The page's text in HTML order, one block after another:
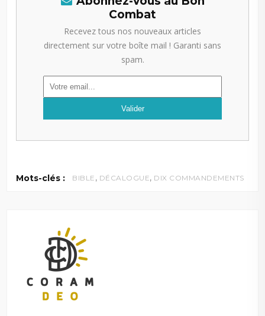
Combat
Recevez tous nos nouveaux articles
directement sur votre boîte mail ! Garanti sans
spam.
Mots-clés : BIBLE , DÉCALOGUE, DIX COMMANDEMENTS